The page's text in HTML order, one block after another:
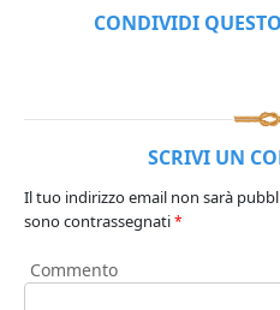
CONDIVIDI
SCRIVI UN
Il tuo indirizzo email non sarà
sono contrassegnati*
Commento